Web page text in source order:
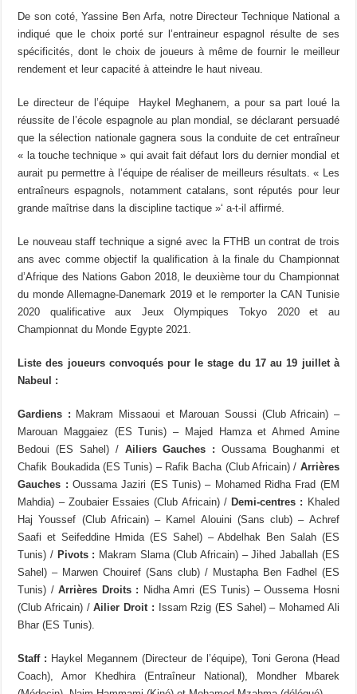
De son coté, Yassine Ben Arfa, notre Directeur Technique National a
indiqué que le choix porté sur l’entraineur espagnol résulte de ses
spécificités, dont le choix de joueurs à même de fournir le meilleur
rendement et leur capacité à atteindre le haut niveau.
Le directeur de l’équipe Haykel Meghanem, a pour sa part loué la
réussite de l’école espagnole au plan mondial, se déclarant persuadé
que la sélection nationale gagnera sous la conduite de cet entraîneur
« la touche technique » qui avait fait défaut lors du dernier mondial et
aurait pu permettre à l’équipe de réaliser de meilleurs résultats. « Les
entraîneurs espagnols, notamment catalans, sont réputés pour leur
grande maîtrise dans la discipline tactique »‘ a-t-il affirmé.
Le nouveau staff technique a signé avec la FTHB un contrat de trois
ans avec comme objectif la qualification à la finale du Championnat
d’Afrique des Nations Gabon 2018, le deuxième tour du Championnat
du monde Allemagne-Danemark 2019 et le remporter la CAN Tunisie
2020 qualificative aux Jeux Olympiques Tokyo 2020 et au
Championnat du Monde Egypte 2021.
Liste des joueurs convoqués pour le stage du 17 au 19 juillet à
Nabeul :
Gardiens : Makram Missaoui et Marouan Soussi (Club Africain) –
Marouan Maggaiez (ES Tunis) – Majed Hamza et Ahmed Amine
Bedoui (ES Sahel) / Ailiers Gauches : Oussama Boughanmi et
Chafik Boukadida (ES Tunis) – Rafik Bacha (Club Africain) / Arrières
Gauches : Oussama Jaziri (ES Tunis) – Mohamed Ridha Frad (EM
Mahdia) – Zoubaier Essaies (Club Africain) / Demi-centres : Khaled
Haj Youssef (Club Africain) – Kamel Alouini (Sans club) – Achref
Saafi et Seifeddine Hmida (ES Sahel) – Abdelhak Ben Salah (ES
Tunis) / Pivots : Makram Slama (Club Africain) – Jihed Jaballah (ES
Sahel) – Marwen Chouiref (Sans club) / Mustapha Ben Fadhel (ES
Tunis) /Arrières Droits : Nidha Amri (ES Tunis) – Oussema Hosni
(Club Africain) /Ailier Droit :
Issam Rzig (ES Sahel) – Mohamed Ali
Bhar (ES Tunis).
Staff : Haykel Megannem (Directeur de l’équipe), Toni Gerona (Head
Coach), Amor Khedhira (Entraîneur National), Mondher Mbarek